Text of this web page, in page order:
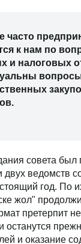
часто
к нам по
и налоговых
совета был
двух ведомств
год. По
жол"
претерпит
останутся
и оказание